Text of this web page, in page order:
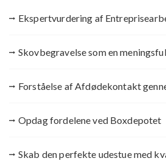
Ekspertvurdering af
Skovbegravelse som en
Forståelse af Afdødekontakt
Opdag fordelene ved Boxdepotet
Skab den perfekte udestue med